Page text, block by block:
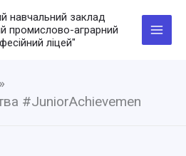
навчальний заклад
промислово-аграрний
ліцей"
#JuniorAchievemen